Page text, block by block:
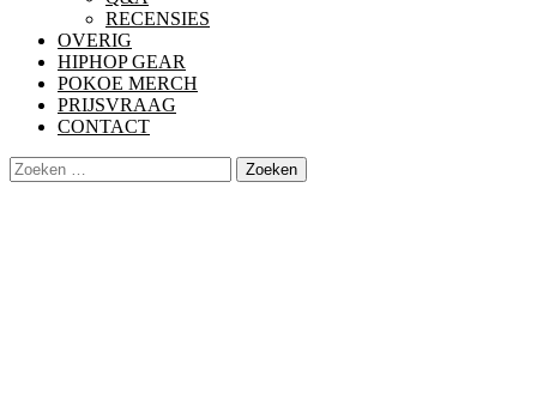
RECENSIES
OVERIG
HIPHOP GEAR
POKOE MERCH
PRIJSVRAAG
CONTACT
Zoeken
naar: